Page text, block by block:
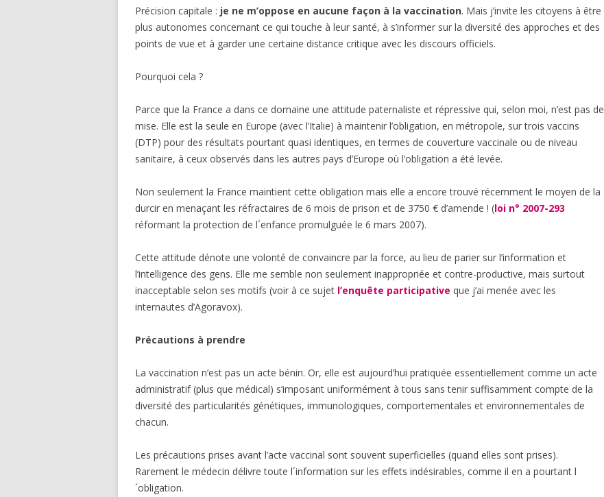
Précision capitale : je ne m’oppose en aucune façon à la vaccination. Mais j’invite les citoyens à être
plus autonomes concernant ce qui touche à leur santé, à s’informer sur la diversité des approches et des
points de vue et à garder une certaine distance critique avec les discours officiels.
Pourquoi cela ?
Parce que la France a dans ce domaine une attitude paternaliste et répressive qui, selon moi, n’est pas de
mise. Elle est la seule en Europe (avec l’Italie) à maintenir l’obligation, en métropole, sur trois vaccins
(DTP) pour des résultats pourtant quasi identiques, en termes de couverture vaccinale ou de niveau
sanitaire, à ceux observés dans les autres pays d’Europe où l’obligation a été levée.
Non seulement la France maintient cette obligation mais elle a encore trouvé récemment le moyen de la
durcir en menaçant les réfractaires de 6 mois de prison et de 3750 € d’amende ! (loi n° 2007-293
réformant la protection de l´enfance promulguée le 6 mars 2007).
Cette attitude dénote une volonté de convaincre par la force, au lieu de parier sur l’information et
l’intelligence des gens. Elle me semble non seulement inappropriée et contre-productive, mais surtout
inacceptable selon ses motifs (voir à ce sujet l’enquête participative que j’ai menée avec les
internautes d’Agoravox).
Précautions à prendre
La vaccination n’est pas un acte bénin. Or, elle est aujourd’hui pratiquée essentiellement comme un acte
administratif (plus que médical) s’imposant uniformément à tous sans tenir suffisamment compte de la
diversité des particularités génétiques, immunologiques, comportementales et environnementales de
chacun.
Les précautions prises avant l’acte vaccinal sont souvent superficielles (quand elles sont prises).
Rarement le médecin délivre toute l´information sur les effets indésirables, comme il en a pourtant l
´obligation.